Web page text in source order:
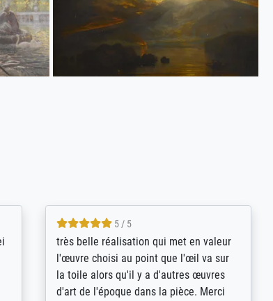
5 / 5
eine große Auswahl an Bildern und
deren Reproduktionsmöglichkeiten;
wurde sehr gut durch die einzelnen
Bestellkriterien geführt, verständliche